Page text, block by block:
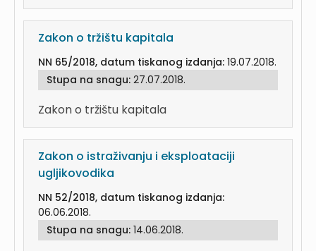
Zakon o tržištu kapitala
NN 65/2018, datum tiskanog izdanja: 19.07.2018.
Stupa na snagu: 27.07.2018.
Zakon o tržištu kapitala
Zakon o istraživanju i eksploataciji
ugljikovodika
NN 52/2018, datum tiskanog izdanja:
06.06.2018.
Stupa na snagu: 14.06.2018.